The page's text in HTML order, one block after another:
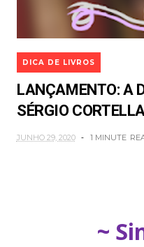
DICA DE LIVROS
LANÇAMENTO: A
SÉRGIO
JUNHO 29, 2020 1 MINUTE
~